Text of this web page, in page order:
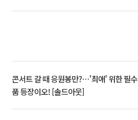
콘서트 갈 때 응원봉만?⋯'최애' 위한 필수
품 등장이오! [솔드아웃]